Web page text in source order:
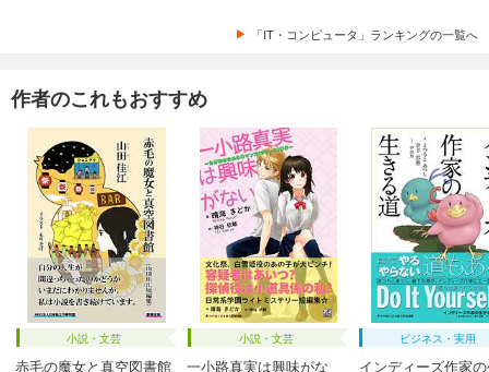
「IT・コンピュータ」ランキングの一覧へ
作者のこれもおすすめ
小説・文芸
赤毛の魔女と真空図書館
小説・文芸
一小路真実は興味がな
ビジネス・実用
インディーズ作家